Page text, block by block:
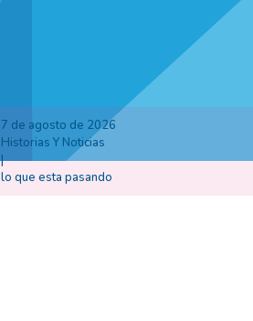
7 de agosto de 2026
Historias Y Noticias
|
lo que esta pasando